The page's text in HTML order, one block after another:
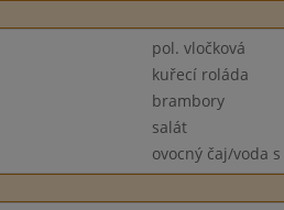
pol. vločková
kuřecí roláda
brambory
salát
ovocný čaj/voda